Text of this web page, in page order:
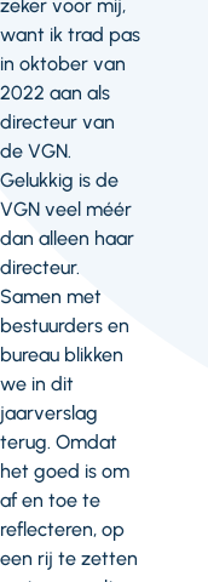
zeker voor mij,
want ik trad pas
in oktober van
2022 aan als
directeur van
de VGN.
Gelukkig is de
VGN veel méér
dan alleen haar
directeur.
Samen met
bestuurders en
bureau blikken
we in dit
jaarverslag
terug. Omdat
het goed is om
af en toe te
reflecteren, op
een rij te zetten